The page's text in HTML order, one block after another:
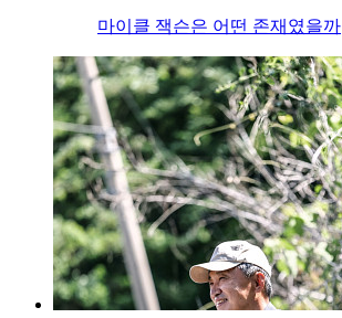
마이클 잭슨은 어떤 존재였을까